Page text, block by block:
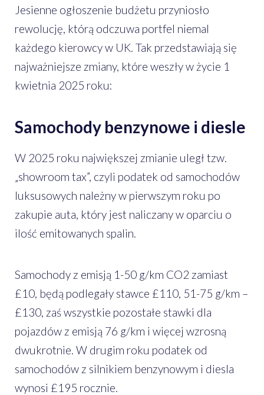
Jesienne ogłoszenie budżetu przyniosło
rewolucję, którą odczuwa portfel niemal
każdego kierowcy w UK. Tak przedstawiają się
najważniejsze zmiany, które weszły w życie 1
kwietnia 2025 roku:
Samochody benzynowe i diesle
W 2025 roku największej zmianie uległ tzw.
„showroom tax”, czyli podatek od samochodów
luksusowych należny w pierwszym roku po
zakupie auta, który jest naliczany w oparciu o
ilość emitowanych spalin.
Samochody z emisją 1-50 g/km CO2 zamiast
£10, będą podlegały stawce £110, 51-75 g/km –
£130, zaś wszystkie pozostałe stawki dla
pojazdów z emisją 76 g/km i więcej wzrosną
dwukrotnie. W drugim roku podatek od
samochodów z silnikiem benzynowym i diesla
wynosi £195 rocznie.